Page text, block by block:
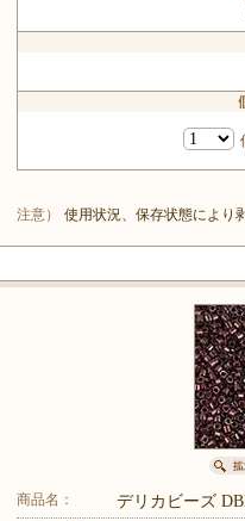
注意） 使用状況、保存状態により
商品名： デリカビーズ